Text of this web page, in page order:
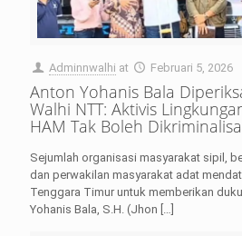
Adminnwalhi at Februari 5, 2026
Anton Yohanis Bala
Walhi NTT: Aktivis
HAM Tak Boleh
Sejumlah organisasi masyarakat sipil,
dan perwakilan masyarakat adat
Tenggara Timur untuk memberikan
Yohanis Bala, S.H. (Jhon […]